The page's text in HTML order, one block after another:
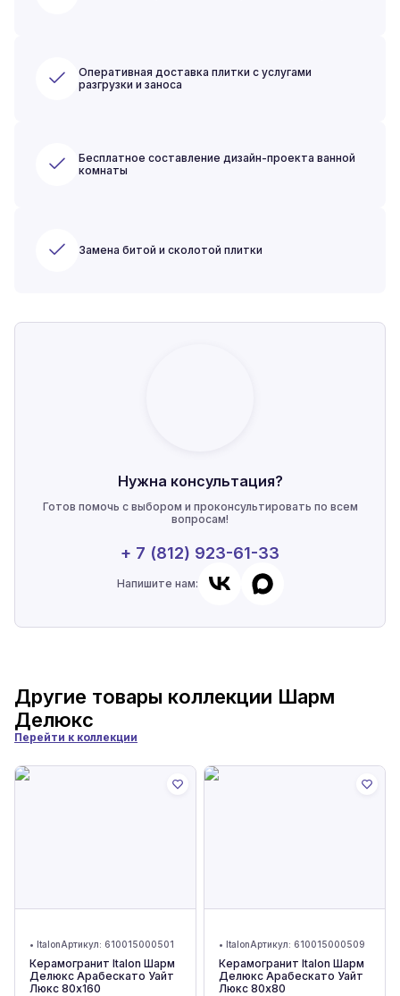
Оперативная доставка плитки с услугами
разгрузки и заноса
Бесплатное составление дизайн-проекта ванной
комнаты
Замена битой и сколотой плитки
Нужна консультация?
Готов помочь с выбором и проконсультировать по всем
вопросам!
+ 7 (812) 923-61-33
Напишите нам:
Другие товары коллекции Шарм
Делюкс
Перейти к коллекции
• ItalonАртикул: 610015000501
Керамогранит Italon Шарм
Делюкс Арабескато Уайт
Люкс 80x160
• ItalonАртикул: 610015000509
Керамогранит Italon Шарм
Делюкс Арабескато Уайт
Люкс 80x80